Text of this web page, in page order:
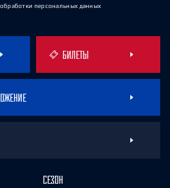
персональных данных
БИЛЕТЫ
СЕЗОН